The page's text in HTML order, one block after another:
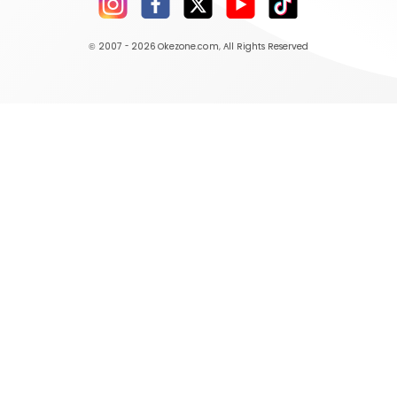
© 2007 - 2026 Okezone.com, All Rights Reserved